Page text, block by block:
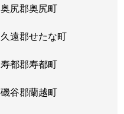
奥尻郡奥尻町
久遠郡せたな町
寿都郡寿都町
磯谷郡蘭越町